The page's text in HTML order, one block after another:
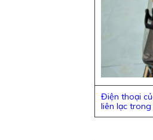
Điện thoại
liên lạc